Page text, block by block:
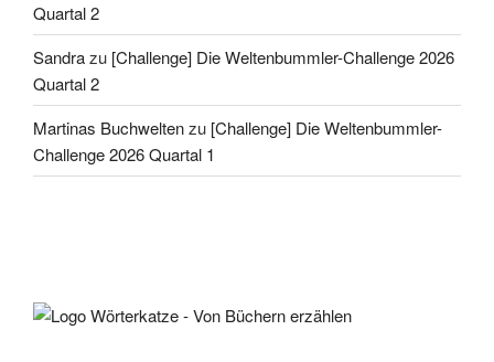
Quartal 2
Sandrazu [Challenge] Die Weltenbummler-Challenge 2026
Quartal 2
Martinas Buchweltenzu [Challenge] Die Weltenbummler-
Challenge 2026 Quartal 1